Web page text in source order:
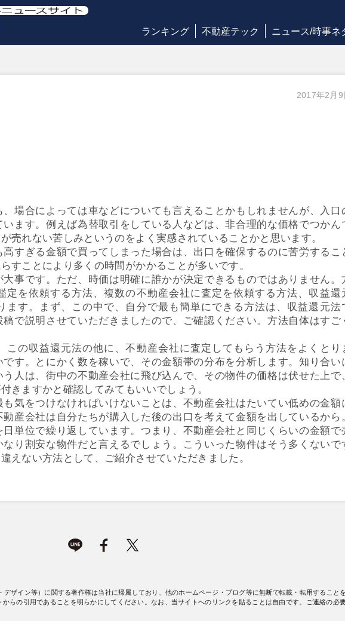
ランキング 不動産テック ニュース/時事ネ
2017年2月9
場合によっては車などについても言えることかもしれませんが、入口
ます。例えば為替取引をしている人などは、非合理的な価格でつかん
売れない苦しみというのをよく実感されていることかと思います。
すぎる金額で買ってしまった場合は、出口を確保するのに苦労するこ
すことにより多くの時間がかかることが多いです。
事です。ただ、時価は明確に誰かが決定できるものではありません。
定を依頼する方法、複数の不動産会社に査定を依頼する方法、収益還
ます。まず、この中で、自分で最も簡単にできる方法は、収益還元法
で説明させていただきましたので、ご確認ください。方法自体はすご
この収益還元法の他に、不動産会社に査定してもらう方法をよくとり
す。とにかく数を稼いで、その金額帯の分布を分析します。知り合い
人は、街中の不動産会社に飛び込んで、その物件の価格は伏せた上で
きますかと確認してみてもいいでしょう。
気をつけなければいけないことは、不動産会社はたいてい低めの金額
産会社は自分たちが購入した後の出口を考えて金額を出しているから
単位で繰り返しています。つまり、不動産会社と同じくらいの金額で
り割安な物件だと言えるでしょう。こういった物件はそう多くないで
えない方法として、ご紹介させていただきました。
ザイン等）に関する著作権は当社に帰属しており、他のホームページ・ブログ等に無断で転載・転用すること
らの引用であることを明らかにしてください。なお、当サイトへのリンクを貼ることは自由です。ご連絡の必